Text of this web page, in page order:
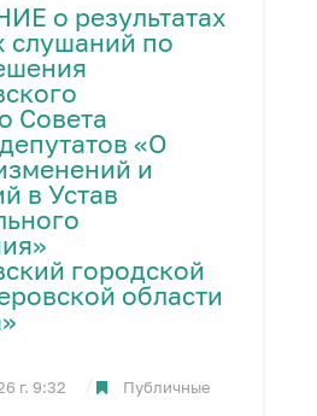
о результатах
слушаний по
Совета
«О
и
в Устав
городской
области
г. 9:32
Публичные